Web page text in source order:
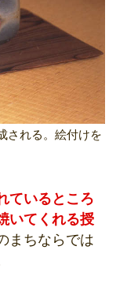
される。絵付けを
ているところ
いてくれる授
まちならでは